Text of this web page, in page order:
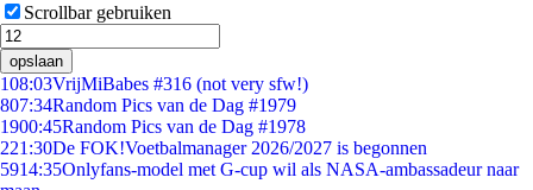
Scrollbar gebruiken
opslaan
108:03VrijMiBabes #316 (not very sfw!)
807:34Random Pics van de Dag #1979
1900:45Random Pics van de Dag #1978
221:30De FOK!Voetbalmanager 2026/2027 is begonnen
5914:35Onlyfans-model met G-cup wil als NASA-ambassadeur naar